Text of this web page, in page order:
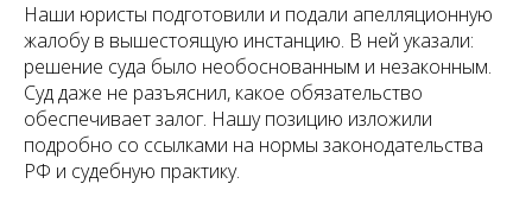
Наши юристы подготовили и подали апелляционную
жалобу в вышестоящую инстанцию. В ней указали:
решение суда было необоснованным и незаконным.
Суд даже не разъяснил, какое обязательство
обеспечивает залог. Нашу позицию изложили
подробно со ссылками на нормы законодательства
РФ и судебную практику.